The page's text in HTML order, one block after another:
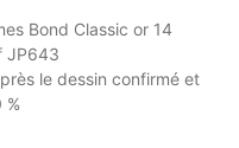
Bond Classic or 14
JP643
le dessin confirmé et
%